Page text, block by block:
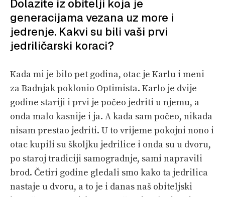
Dolazite iz obitelji koja je
generacijama vezana uz more i
jedrenje. Kakvi su bili vaši prvi
jedriličarski koraci?
Kada mi je bilo pet godina, otac je Karlu i meni
za Badnjak poklonio Optimista. Karlo je dvije
godine stariji i prvi je počeo jedriti u njemu, a
onda malo kasnije i ja. A kada sam počeo, nikada
nisam prestao jedriti. U to vrijeme pokojni nono i
otac kupili su školjku jedrilice i onda su u dvoru,
po staroj tradiciji samogradnje, sami napravili
brod. Četiri godine gledali smo kako ta jedrilica
nastaje u dvoru, a to je i danas naš obiteljski